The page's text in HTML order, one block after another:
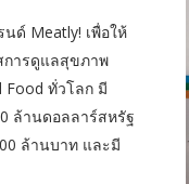
ด์ Meatly! เพื่อให้
การดูแลสุขภาพ
Food ทั่วโลก มี
ล้านดอลลาร์สหรัฐ
ล้านบาท และมี